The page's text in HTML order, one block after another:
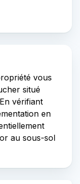
vous
situé
vérifiant
en
au sous-sol